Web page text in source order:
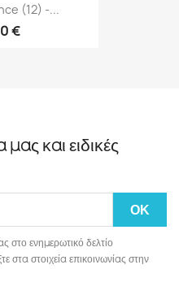
(12) -...
€
και ειδικές
στο ενημερωτικό δελτίο
στα στοιχεία επικοινωνίας στην